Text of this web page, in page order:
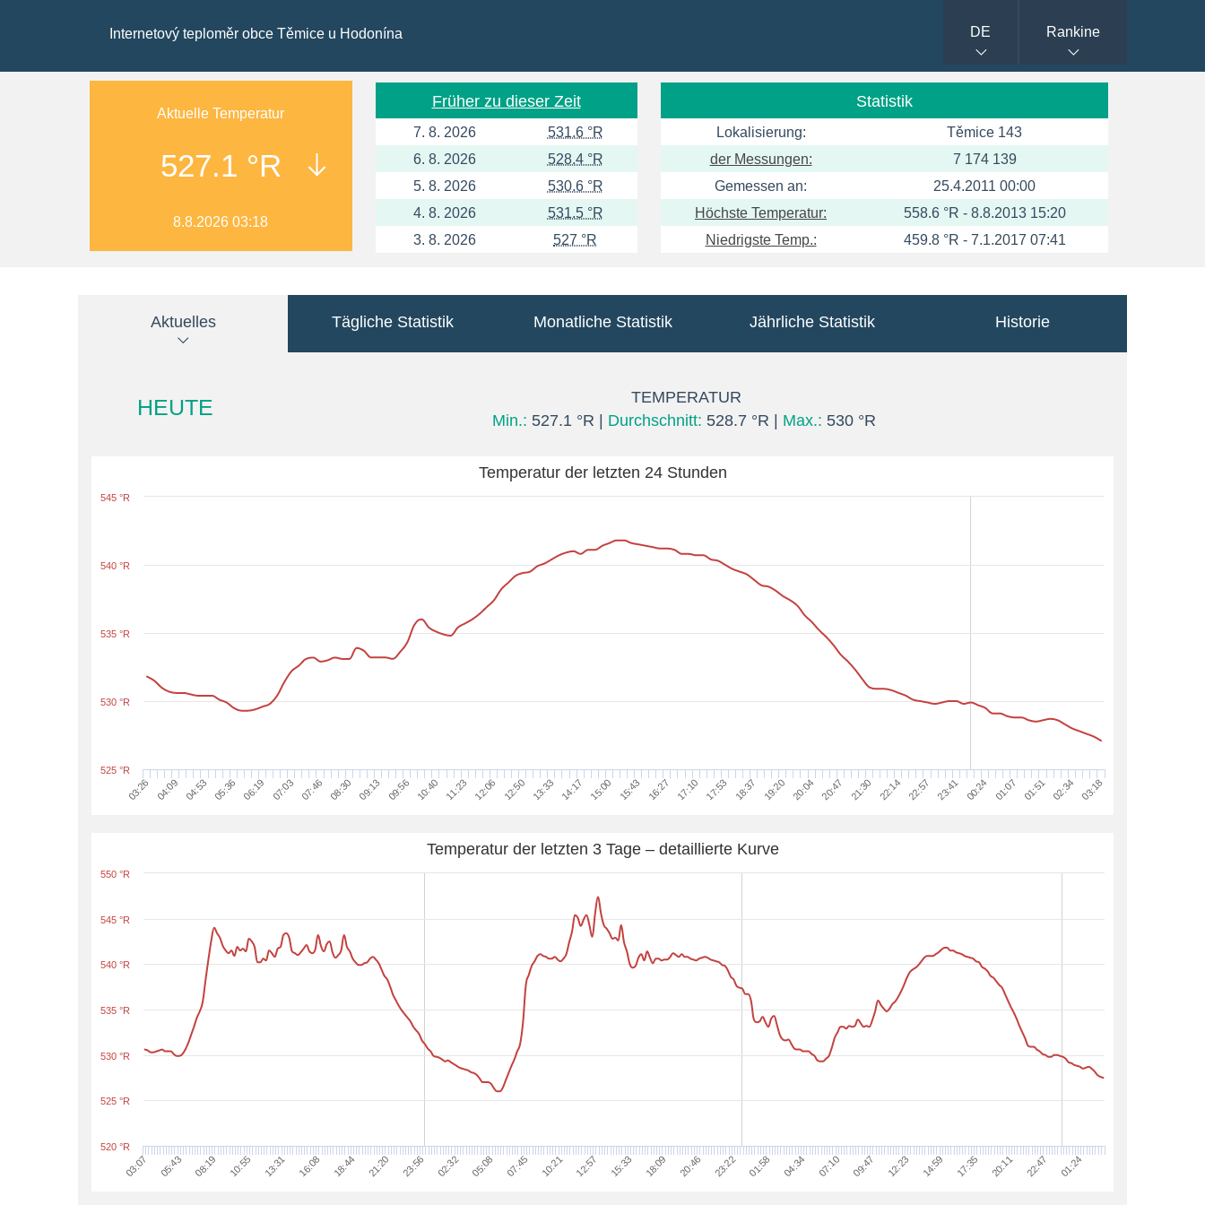
Internetový teploměr obce Těmice u Hodonína DE Rankine
Aktuelle Temperatur
527.1 °R
8.8.2026 03:18
Früher zu dieser Zeit
7. 8. 2026
531.6 °R
6. 8. 2026
528.4 °R
5. 8. 2026
530.6 °R
4. 8. 2026
531.5 °R
3. 8. 2026
527 °R
Statistik
Lokalisierung:
Těmice 143
der Messungen:
7 174 139
Gemessen an:
25.4.2011 00:00
Höchste Temperatur:
558.6 °R - 8.8.2013 15:20
Niedrigste Temp.:
459.8 °R - 7.1.2017 07:41
Aktuelles Tägliche Statistik Monatliche Statistik Jährliche Statistik Historie
HEUTE
TEMPERATUR
Min.: 527.1 °R | Durchschnitt: 528.7 °R | Max.: 530 °R
Temperatur der letzten 24 Stunden
03:26 04:09 04:53 05:36 06:19 07:03 07:46 08:30 09:13 09:56 10:40 11:23 12:06 12:50 13:33 14:17 15:00 15:43 16:27 17:10 17:53 18:37 19:20 20:04 20:47 21:30 22:14 22:57 23:41 00:24 01:07 01:51 02:34 03:18
525 °R
530 °R
535 °R
540 °R
545 °R
Temperatur der letzten 3 Tage – detaillierte Kurve
03:07 05:43 08:19 10:55 13:31 16:08 18:44 21:20 23:56 02:32 05:08 07:45 10:21 12:57 15:33 18:09 20:46 23:22 01:58 04:34 07:10 09:47 12:23 14:59 17:35 20:11 22:47 01:24
520 °R
525 °R
530 °R
535 °R
540 °R
545 °R
550 °R